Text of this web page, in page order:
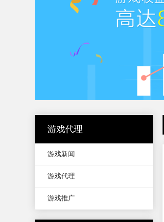
游戏代理
游戏新闻
游戏代理
游戏推广